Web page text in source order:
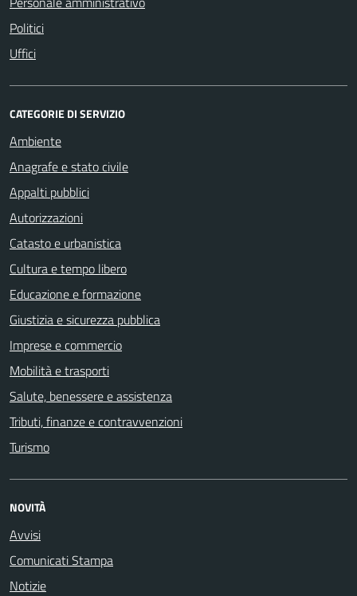
Politici
Uffici
CATEGORIE DI SERVIZIO
Ambiente
Anagrafe e stato civile
Appalti pubblici
Autorizzazioni
Catasto e urbanistica
Cultura e tempo libero
Educazione e formazione
Giustizia e sicurezza pubblica
Imprese e commercio
Mobilità e trasporti
Salute, benessere e assistenza
Tributi, finanze e contravvenzioni
Turismo
NOVITÀ
Avvisi
Comunicati Stampa
Notizie